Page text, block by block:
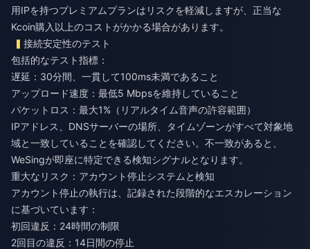
用IPを持つプレミアムプランはリスクを軽減しますが、正当な
Kcoin購入以上のコストがかかる場合があります。
接続安定性のテスト
包括的なテスト指標：
遅延：30分間、一貫して100ms未満であること
アップロード速度：最低5 Mbpsを維持していること
パケットロス：最大1%（リアルタイム音声の許容範囲）
IPアドレス、DNSサーバーの場所、タイムゾーンがすべて対象地
域と一致していることを確認してください。不一致があると、
WeSingが即座に特定できる検知シグナルとなります。
重大なリスク：アカウント停止システムと検知
アカウント停止の執行は、記録された段階的なエスカレーション
に基づいています：
初回違反：24時間の制限
2回目の違反：14日間の停止